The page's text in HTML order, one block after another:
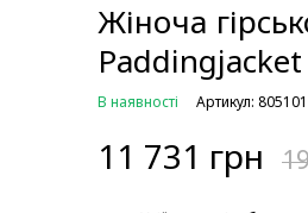
Жіноча
В наявності Артикул:
11 731 грн